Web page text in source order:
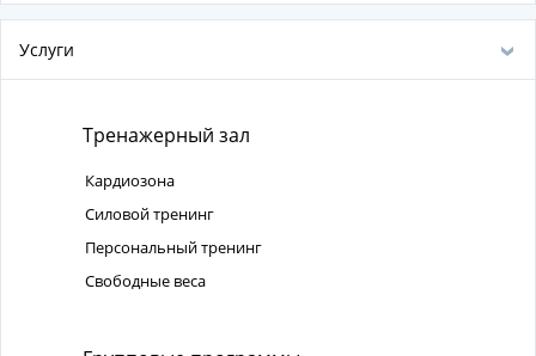
Услуги
Тренажерный зал
Кардиозона
Силовой тренинг
Персональный тренинг
Свободные веса